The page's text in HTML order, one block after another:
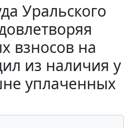
Уральского
взносов на
из наличия у
уплаченных